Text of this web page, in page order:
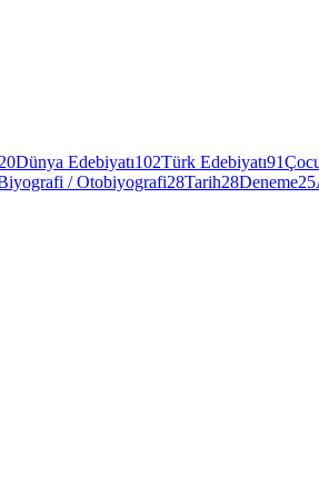
Dünya Edebiyatı102Türk Edebiyatı91
/ Otobiyografi28Tarih28Deneme25